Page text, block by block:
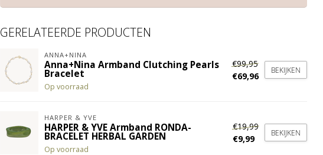
GERELATEERDE PRODUCTEN
ANNA+NINA
Anna+Nina Armband Clutching Pearls
Bracelet
Op voorraad
€99,95
€69,96
BEKIJKEN
HARPER & YVE
HARPER & YVE Armband RONDA-
BRACELET HERBAL GARDEN
Op voorraad
€19,99
€9,99
BEKIJKEN